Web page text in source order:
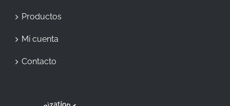
Productos
Mi cuenta
Contacto